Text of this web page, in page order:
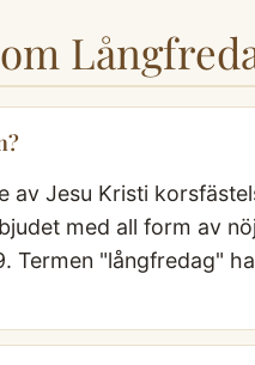
av Jesu Kristi
med all form av
Termen "långfredag"